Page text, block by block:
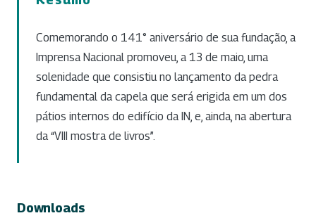
Comemorando o 141° aniversário de sua fundação, a
Imprensa Nacional promoveu, a 13 de maio, uma
solenidade que consistiu no lançamento da pedra
fundamental da capela que será erigida em um dos
pátios internos do edifício da IN, e, ainda, na abertura
da “VIII mostra de livros”.
Downloads